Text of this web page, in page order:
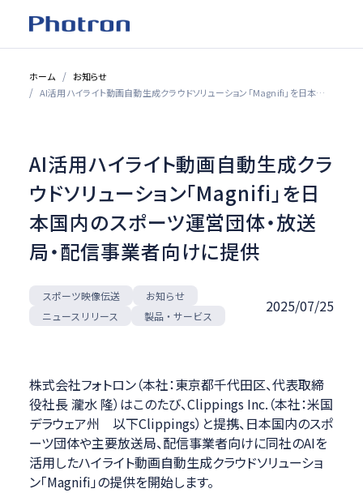
ホーム
お知らせ
AI活用ハイライト動画自動生成クラウドソリューション「Magnifi」を日本国内のスポーツ運営団体・放送局・配信事業者向けに提供
AI活用ハイライト動画自動生成クラ
ウドソリューション「Magnifi」を日
本国内のスポーツ運営団体・放送
局・配信事業者向けに提供
スポーツ映像伝送 お知らせ
ニュースリリース 製品・サービス
2025/07/25
株式会社フォトロン（本社：東京都千代田区、代表取締
役社長 瀧水 隆）はこのたび、Clippings Inc.（本社：米国
デラウェア州 以下Clippings）と提携、日本国内のスポ
ーツ団体や主要放送局、配信事業者向けに同社のAIを
活用したハイライト動画自動生成クラウドソリューショ
ン「Magnifi」の提供を開始します。